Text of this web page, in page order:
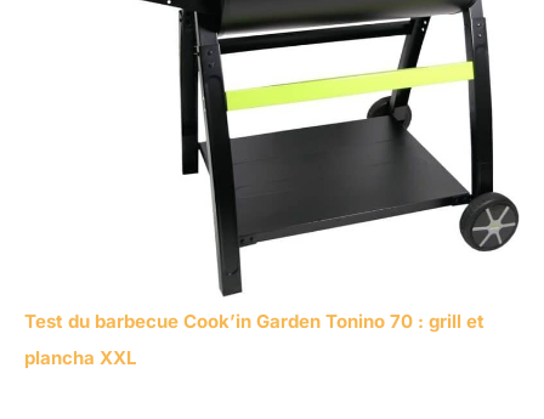
Test du barbecue Cook’in Garden Tonino 70 : grill et
plancha XXL